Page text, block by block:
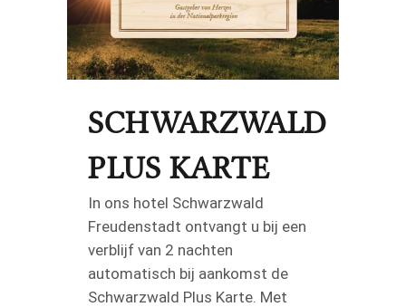
SCHWARZWALD
PLUS KARTE
In ons hotel Schwarzwald
Freudenstadt ontvangt u bij een
verblijf van 2 nachten
automatisch bij aankomst de
Schwarzwald Plus Karte. Met